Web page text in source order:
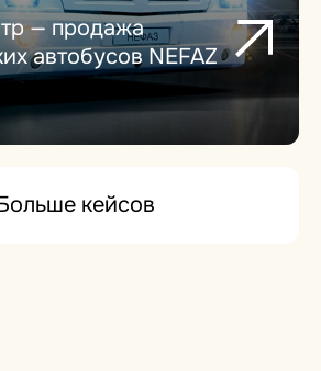
— продажа
автобусов NEFAZ
кейсов